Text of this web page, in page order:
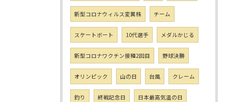
新型コロナウィルス変異株 チーム
スケートボート 10代選手 メダルかじる
新型コロナワクチン接種2回目 野球決勝
オリンピック 山の日 台風 クレーム
釣り 終戦記念日 日本最高気温の日